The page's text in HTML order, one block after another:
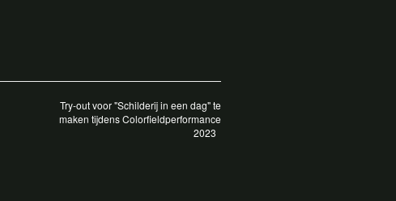
Try-out voor "Schilderij in een dag" te
maken tijdens Colorfieldperformance
2023